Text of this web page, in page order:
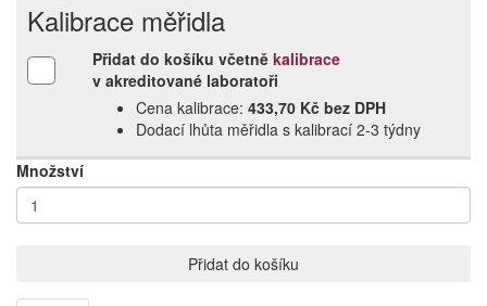
Kalibrace měřidla
Přidat do košíku včetně kalibrace
v akreditované laboratoři
Cena kalibrace: 433,70 Kč bez DPH
Dodací lhůta měřidla s kalibrací 2‑3 týdny
Množství
Přidat do košíku